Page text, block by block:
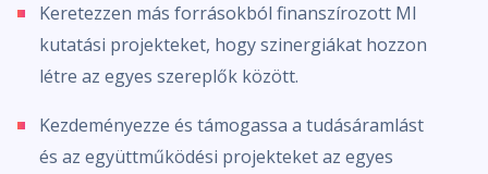
Keretezzen más forrásokból finanszírozott MI
kutatási projekteket, hogy szinergiákat hozzon
létre az egyes szereplők között.
Kezdeményezze és támogassa a tudásáramlást
és az együttműködési projekteket az egyes